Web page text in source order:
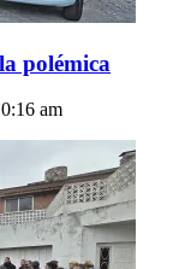
polémica
am